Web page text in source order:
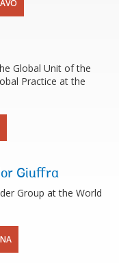
Global Unit of the
Practice at the
Giuffra
Group at the World